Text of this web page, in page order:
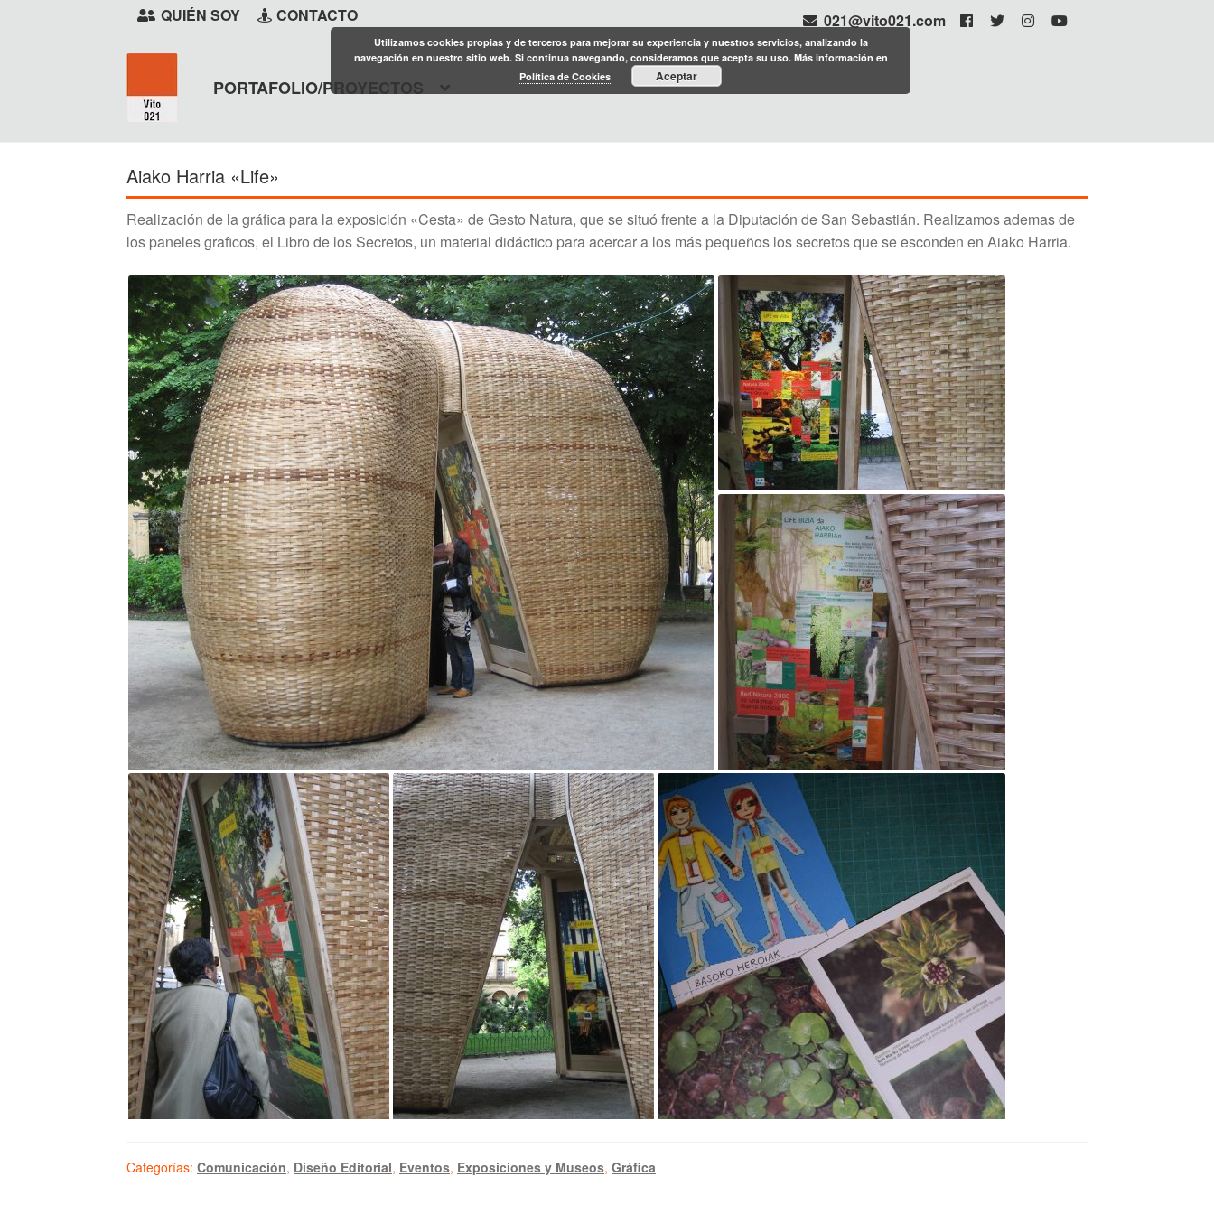
QUIÉN SOY CONTACTO 021@vito021.com
navegación
PORTAFOLIO/PROYECTOS
Aiako Harria «Life»
Realización de la gráfica para la exposición «Cesta» de Gesto Natura, que se situó frente a la Diputación de San Sebastián. Realizamos ademas de
los paneles graficos, el Libro de los Secretos, un material didáctico para acercar a los más pequeños los secretos que se esconden en Aiako Harria.
Categorías:Comunicación, Diseño Editorial, Eventos, Exposiciones y Museos,Gráfica
Utilizamos cookies propias y de terceros para mejorar su experiencia y nuestros servicios, analizando la
navegación en nuestro sitio web. Si continua navegando, consideramos que acepta su uso. Más información en
Política de Cookies
Aceptar